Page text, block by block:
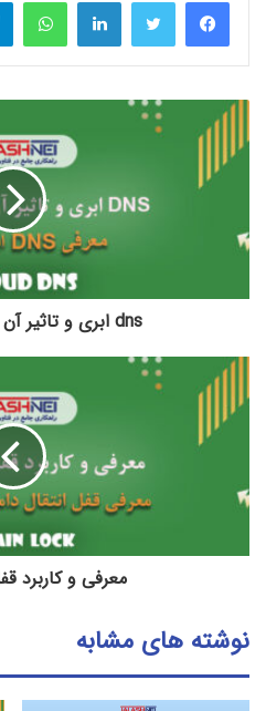
dns ابری و تاثیر آن بر سرعت سایت
معرفی و کاربرد
نوشته های مشابه